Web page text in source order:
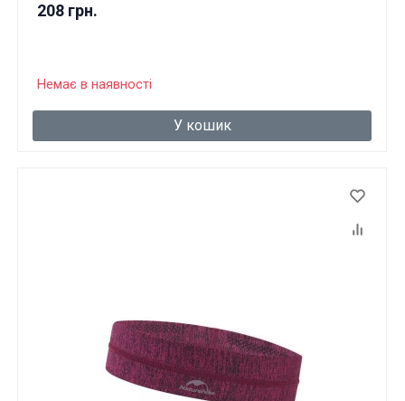
208 грн.
Немає в наявності
У кошик